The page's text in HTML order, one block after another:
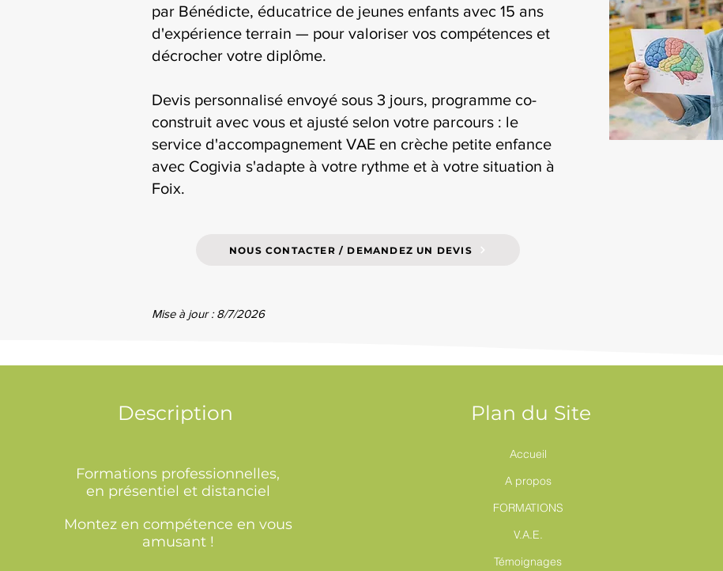
par Bénédicte, éducatrice de jeunes enfants avec 15 ans
d'expérience terrain — pour valoriser vos compétences et
décrocher votre diplôme.
Devis personnalisé envoyé sous 3 jours, programme co-
construit avec vous et ajusté selon votre parcours : le
service d'accompagnement VAE en crèche petite enfance
avec Cogivia s'adapte à votre rythme et à votre situation à
Foix.
NOUS CONTACTER / DEMANDEZ UN DEVIS
Mise à jour : 8/7/2026
Description
Formations professionnelles,
en présentiel et distanciel
Montez en compétence en vous
amusant !
Plan du Site
Accueil
A propos
FORMATIONS
V.A.E.
Témoignages